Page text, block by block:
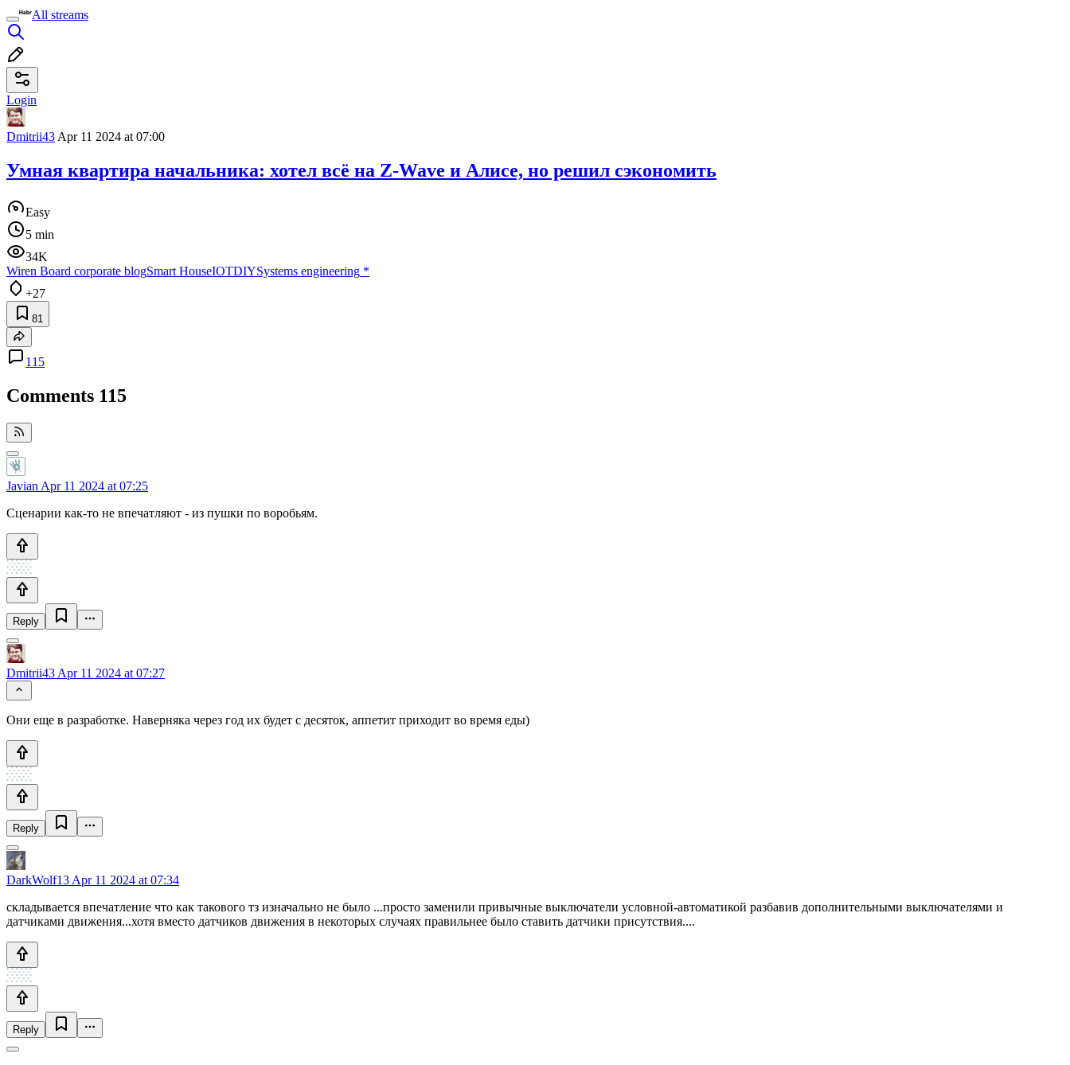
All streams
Login
Dmitrii43 Apr 11 2024 at 07:00
Умная квартира начальника: хотел всё на Z-Wave и Алисе, но решил сэкономить
Easy
5 min
34K
Wiren Board corporate blogSmart HouseIOTDIYSystems engineering *
+27
81
115
Comments 115
Javian Apr 11 2024 at 07:25
Сценарии как-то не впечатляют - из пушки по воробьям.
Reply
Dmitrii43 Apr 11 2024 at 07:27
Они еще в разработке. Наверняка через год их будет с десяток, аппетит приходит во время еды)
Reply
DarkWolf13 Apr 11 2024 at 07:34
складывается впечатление что как такового тз изначально не было ...просто заменили привычные выключатели условной-автоматикой разбавив дополнительными выключателями и
датчиками движения...хотя вместо датчиков движения в некоторых случаях правильнее было ставить датчики присутствия....
Reply